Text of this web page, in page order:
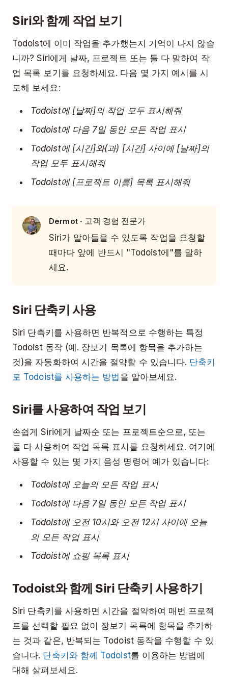
Siri와 함께 작업 보기
Todoist에 이미 작업을 추가했는지 기억이 나지 않습
니까? Siri에게 날짜, 프로젝트 또는 둘 다 말하여 작
업 목록 보기를 요청하세요. 다음 몇 가지 예시를 시
도해 보세요:
Todoist에 [날짜]의 작업 모두 표시해줘
Todoist에 다음 7일 동안 모든 작업 표시
Todoist에 [시간]와(과) [시간] 사이에 [날짜]의
작업 모두 표시해줘
Todoist에 [프로젝트 이름] 목록 표시해줘
Dermot· 고객 경험 전문가
Siri가 알아들을 수 있도록 작업을 요청할
때마다 앞에 반드시 "Todoist에"를 말하
세요.
Siri 단축키 사용
Siri 단축키를 사용하면 반복적으로 수행하는 특정
Todoist 동작 (예. 장보기 목록에 항목을 추가하는
것)을 자동화하여 시간을 절약할 수 있습니다. 단축키
로 Todoist를 사용하는 방법 을 알아보세요.
Siri를 사용하여 작업 보기
손쉽게 Siri에게 날짜순 또는 프로젝트순으로, 또는
둘 다 사용하여 작업 목록 표시를 요청하세요. 여기에
사용할 수 있는 몇 가지 음성 명령어 예가 있습니다:
Todoist에 오늘의 모든 작업 표시
Todoist에 다음 7일 동안 모든 작업 표시
Todoist에 오전 10시와 오전 12시 사이에 오늘
의 모든 작업 표시
Todoist에 쇼핑 목록 표시
Todoist와 함께 Siri 단축키 사용하기
Siri 단축키를 사용하면 시간을 절약하여 매번 프로젝
트를 선택할 필요 없이 장보기 목록에 항목을 추가하
는 것과 같은, 반복되는 Todoist 동작을 수행할 수 있
습니다. 단축키와 함께 Todoist를 이용하는 방법에
대해 살펴보세요.